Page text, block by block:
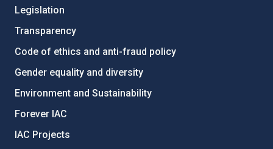
Legislation
Transparency
Code of ethics and anti-fraud policy
Gender equality and diversity
Environment and Sustainability
Forever IAC
IAC Projects